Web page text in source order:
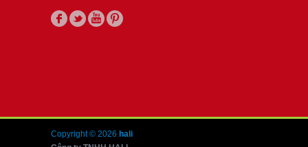
Copyright © 2026 hali